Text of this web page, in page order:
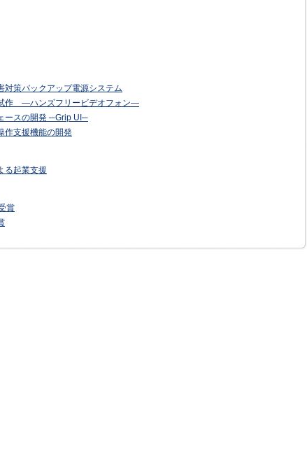
対策バックアップ電源システム
作 —ハンズフリービデオフォン—
ースの開発 ─Grip UI─
作支援機能の開発
る起業支援
賞